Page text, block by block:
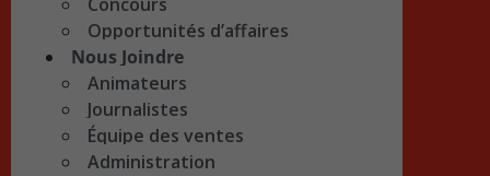
Opportunités d’affaires
Nous Joindre
Animateurs
Journalistes
Équipe des ventes
Administration